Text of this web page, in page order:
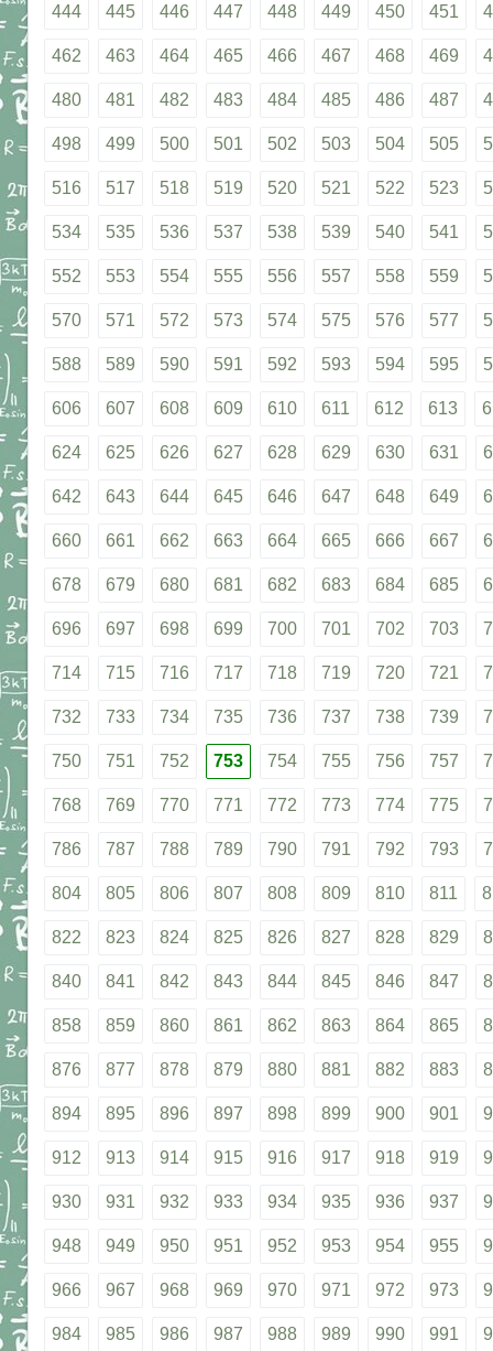
444 445 446 447 448 449 450 451
462 463 464 465 466 467 468 469
480 481 482 483 484 485 486 487
498 499 500 501 502 503 504 505
516 517 518 519 520 521 522 523
534 535 536 537 538 539 540 541
552 553 554 555 556 557 558 559
570 571 572 573 574 575 576 577
588 589 590 591 592 593 594 595
606 607 608 609 610 611 612 613
624 625 626 627 628 629 630 631
642 643 644 645 646 647 648 649
660 661 662 663 664 665 666 667
678 679 680 681 682 683 684 685
696 697 698 699 700 701 702 703
714 715 716 717 718 719 720 721
732 733 734 735 736 737 738 739
750 751 752 753 754 755 756 757
768 769 770 771 772 773 774 775
786 787 788 789 790 791 792 793
804 805 806 807 808 809 810 811
822 823 824 825 826 827 828 829
840 841 842 843 844 845 846 847
858 859 860 861 862 863 864 865
876 877 878 879 880 881 882 883
894 895 896 897 898 899 900 901
912 913 914 915 916 917 918 919
930 931 932 933 934 935 936 937
948 949 950 951 952 953 954 955
966 967 968 969 970 971 972 973
984 985 986 987 988 989 990 991